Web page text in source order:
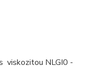
viskozitou NLGI0 -